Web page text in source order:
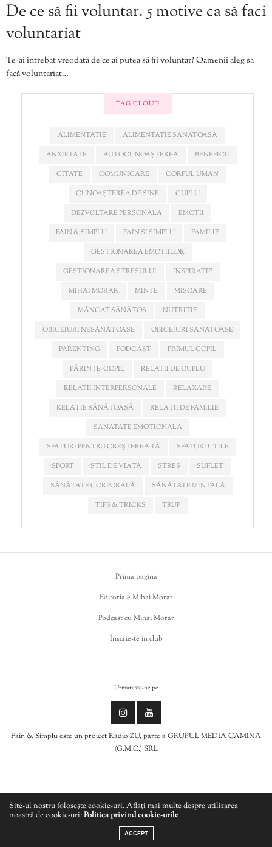
GUTS - And The Living Is Easy
De ce să fii voluntar. 5 motive ca să faci
voluntariat
Te-ai întrebat vreodată de ce ai putea să fii voluntar? Oamenii aleg să
facă voluntariat…
TAG CLOUD
ALIMENTATIE
ALIMENTATIE SANATOASA
ANXIETATE
AUTOCUNOAȘTEREA
BENEFICII
CITATE
COMUNICARE
CORPUL UMAN
CUNOAȘTEREA DE SINE
CUPLU
DEZVOLTARE PERSONALA
EMOTII
FAIN & SIMPLU
FAIN SI SIMPLU
FAMILIE
GESTIONAREA EMOTIILOR
GESTIONAREA STRESULUI
INSPIRATIE
MIHAI MORAR
MINTE
MISCARE
MÂNCAT SĂNĂTOS
NUTRITIE
OBICEIURI NESĂNĂTOASE
OBICEIURI SANATOASE
PARENTING
PODCAST
PRIMUL COPIL
PĂRINTE-COPIL
RELATII DE CUPLU
RELATII INTERPERSONALE
RELAXARE
RELAȚIE SĂNĂTOASĂ
RELAȚII DE FAMILIE
SANATATE EMOTIONALA
SFATURI PENTRU CREȘTEREA TA
SFATURI UTILE
SPORT
STIL DE VIAȚĂ STRES
SUFLET
SĂNĂTATE CORPORALĂ
SĂNĂTATE MINTALĂ
TIPS & TRICKS
TRUP
Prima pagina
Editoriale Mihai Morar
Podcast cu Mihai Morar
Înscrie-te in club
Urmareste-ne pe
Fain & Simplu este un proiect Radio ZU, parte a GRUPUL MEDIA CAMINA
(G.M.C.) SRL
Politica de cookies
Politică de confidențialitate
Site-ul nostru folosește cookie-uri. Aflați mai multe despre utilizarea
noastră de cookie-uri:Politica privind cookie-urile
ACCEPT